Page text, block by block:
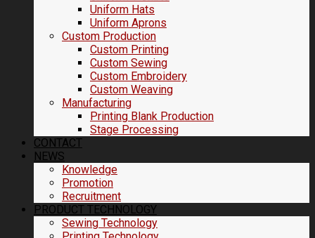
Uniform Hats
Uniform Aprons
Custom Production
Custom Printing
Custom Sewing
Custom Embroidery
Custom Weaving
Manufacturing
Printing Blank Production
Stage Processing
CONTACT
NEWS
Knowledge
Promotion
Recruitment
PRODUCT TECHNOLOGY
Sewing Technology